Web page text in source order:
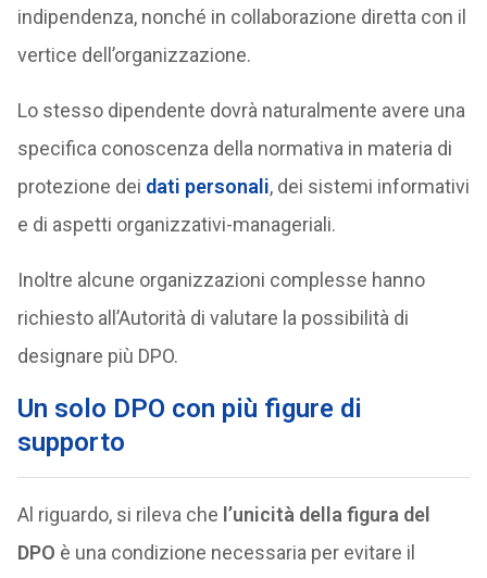
indipendenza, nonché in collaborazione diretta con il
vertice dell’organizzazione.
Lo stesso dipendente dovrà naturalmente avere una
specifica conoscenza della normativa in materia di
protezione dei dati personali, dei sistemi informativi
e di aspetti organizzativi-manageriali.
Inoltre alcune organizzazioni complesse hanno
richiesto all’Autorità di valutare la possibilità di
designare più DPO.
Un solo DPO con più figure di
supporto
Al riguardo, si rileva che l’unicità della figura del
DPO è una condizione necessaria per evitare il